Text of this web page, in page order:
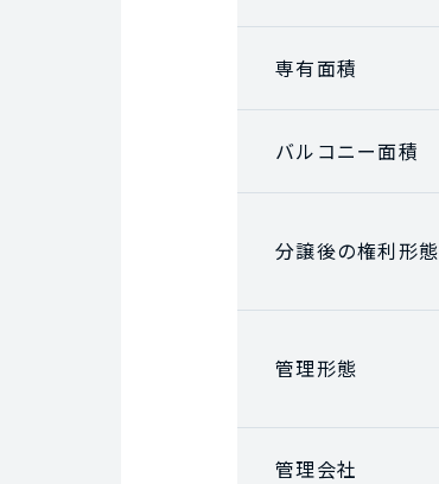
専有面積
バルコニー面積
分譲後の権利形態
管理形態
管理会社